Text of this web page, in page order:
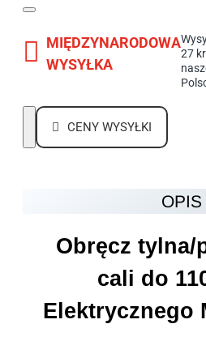
MIĘDZYNARODOWA
WYSYŁKA
27
CENY WYSYŁKI
OPIS
Obręcz tylna/
cali do
Elektrycznego